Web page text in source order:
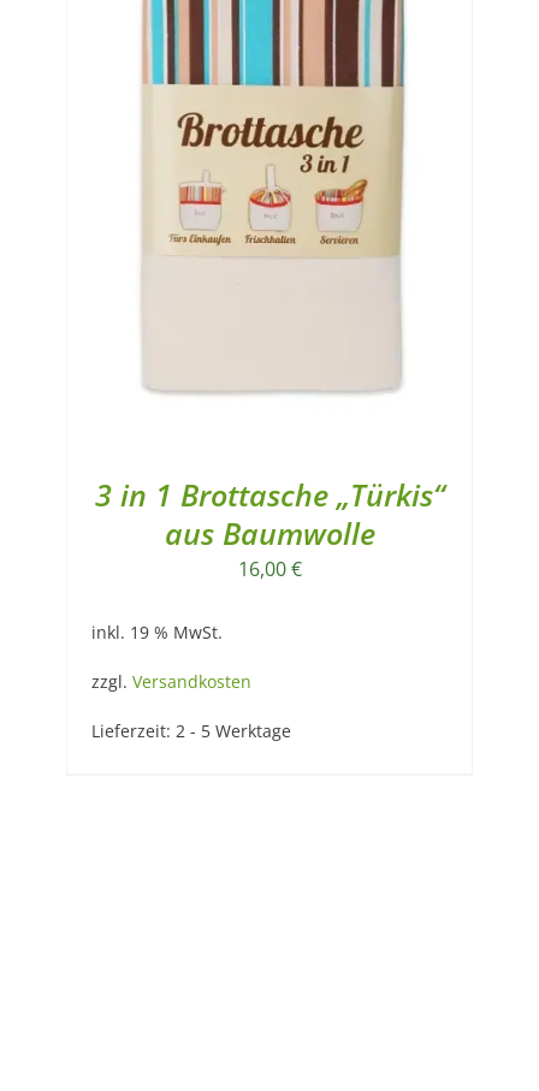
3 in 1 Brottasche „Türkis“
aus Baumwolle
16,00€
inkl. 19 % MwSt.
zzgl. Versandkosten
Lieferzeit: 2 - 5 Werktage